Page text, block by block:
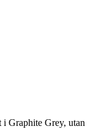
Graphite Grey, utan